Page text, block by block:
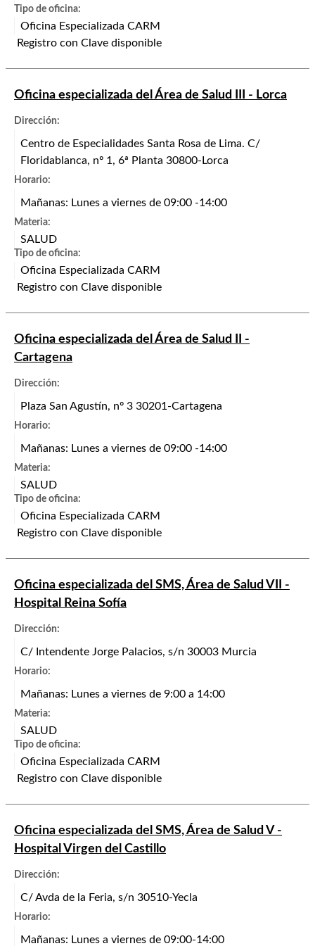
Tipo de oficina:
Oficina Especializada CARM
Registro con Clave disponible
Oficina especializada del Área de Salud III - Lorca
Dirección:
Centro de Especialidades Santa Rosa de Lima. C/
Floridablanca, nº 1, 6ª Planta 30800-Lorca
Horario:
Mañanas: Lunes a viernes de 09:00 -14:00
Materia:
SALUD
Tipo de oficina:
Oficina Especializada CARM
Registro con Clave disponible
Oficina especializada del Área de Salud II -
Cartagena
Dirección:
Plaza San Agustín, nº 3 30201-Cartagena
Horario:
Mañanas: Lunes a viernes de 09:00 -14:00
Materia:
SALUD
Tipo de oficina:
Oficina Especializada CARM
Registro con Clave disponible
Oficina especializada del SMS, Área de Salud VII -
Hospital Reina Sofía
Dirección:
C/ Intendente Jorge Palacios, s/n 30003 Murcia
Horario:
Mañanas: Lunes a viernes de 9:00 a 14:00
Materia:
SALUD
Tipo de oficina:
Oficina Especializada CARM
Registro con Clave disponible
Oficina especializada del SMS, Área de Salud V -
Hospital Virgen del Castillo
Dirección:
C/ Avda de la Feria, s/n 30510-Yecla
Horario:
Mañanas: Lunes a viernes de 09:00-14:00